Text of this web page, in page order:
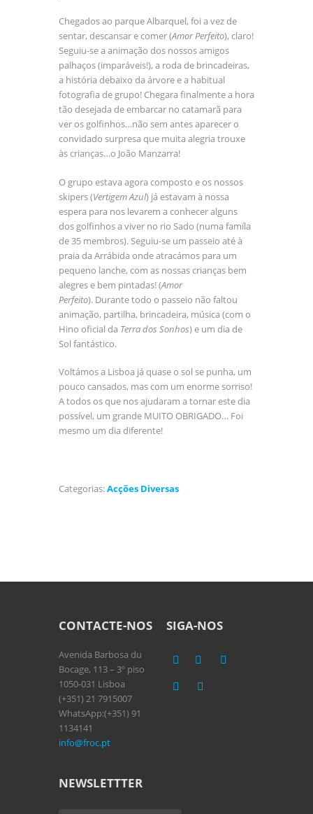
Chegados ao parque Albarquel, foi a vez de
sentar, descansar e comer (Amor Perfeito), claro!
Seguiu-se a animação dos nossos amigos
palhaços (imparáveis!), a roda de brincadeiras,
a história debaixo da árvore e a habitual
fotografia de grupo! Chegara finalmente a hora
tão desejada de embarcar no catamarã para
ver os golfinhos…não sem antes aparecer o
convidado surpresa que muita alegria trouxe
às crianças…o João Manzarra!
O grupo estava agora composto e os nossos
skipers (Vertigem Azul) já estavam à nossa
espera para nos levarem a conhecer alguns
dos golfinhos a viver no rio Sado (numa famíla
de 35 membros). Seguiu-se um passeio até à
praia da Arrábida onde atracámos para um
pequeno lanche, com as nossas crianças bem
alegres e bem pintadas! (Amor
Perfeito). Durante todo o passeio não faltou
animação, partilha, brincadeira, música (com o
Hino oficial da Terra dos Sonhos) e um dia de
Sol fantástico.
Voltámos a Lisboa já quase o sol se punha, um
pouco cansados, mas com um enorme sorriso!
A todos os que nos ajudaram a tornar este dia
possível, um grande MUITO OBRIGADO… Foi
mesmo um dia diferente!
Categorias:Acções Diversas
CONTACTE-NOS
Avenida Barbosa du
Bocage, 113 – 3º piso
1050-031 Lisboa
(+351) 21 7915007
WhatsApp:(+351) 91
1134141
info@froc.pt
SIGA-NOS
NEWSLETTTER